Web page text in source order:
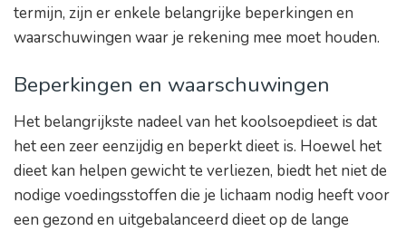
termijn, zijn er enkele belangrijke beperkingen en
waarschuwingen waar je rekening mee moet houden.
Beperkingen en waarschuwingen
Het belangrijkste nadeel van het koolsoepdieet is dat
het een zeer eenzijdig en beperkt dieet is. Hoewel het
dieet kan helpen gewicht te verliezen, biedt het niet de
nodige voedingsstoffen die je lichaam nodig heeft voor
een gezond en uitgebalanceerd dieet op de lange